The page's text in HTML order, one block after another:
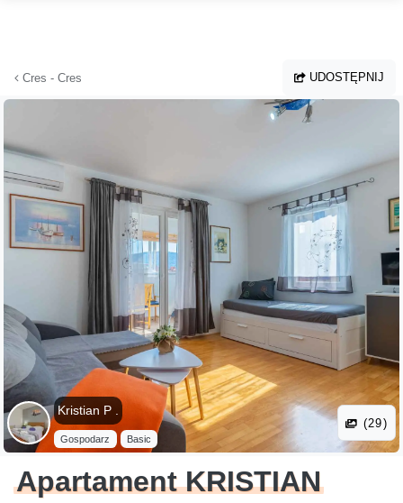
Cres - Cres UDOSTĘPNIJ
Kristian P .
Gospodarz Basic
(29)
Apartament KRISTIAN